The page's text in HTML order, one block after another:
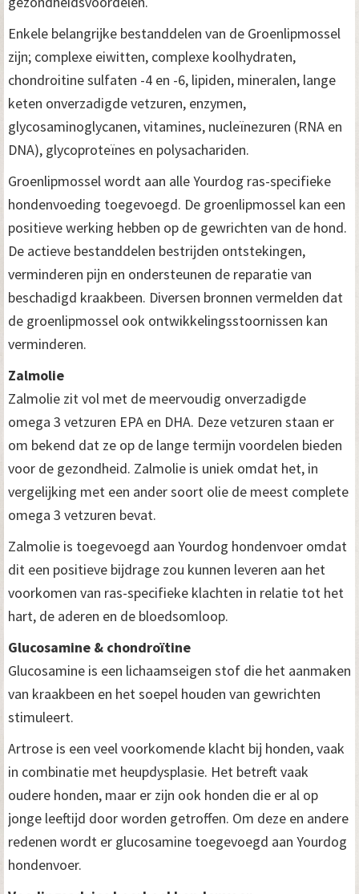
Enkele belangrijke bestanddelen van de Groenlipmossel
zijn; complexe eiwitten, complexe koolhydraten,
chondroitine sulfaten -4 en -6, lipiden, mineralen, lange
keten onverzadigde vetzuren, enzymen,
glycosaminoglycanen, vitamines, nucleïnezuren (RNA en
DNA), glycoproteïnes en polysachariden.
Groenlipmossel wordt aan alle Yourdog ras-specifieke
hondenvoeding toegevoegd. De groenlipmossel kan een
positieve werking hebben op de gewrichten van de hond.
De actieve bestanddelen bestrijden ontstekingen,
verminderen pijn en ondersteunen de reparatie van
beschadigd kraakbeen. Diversen bronnen vermelden dat
de groenlipmossel ook ontwikkelingsstoornissen kan
verminderen.
Zalmolie
Zalmolie zit vol met de meervoudig onverzadigde
omega 3 vetzuren EPA en DHA. Deze vetzuren staan er
om bekend dat ze op de lange termijn voordelen bieden
voor de gezondheid. Zalmolie is uniek omdat het, in
vergelijking met een ander soort olie de meest complete
omega 3 vetzuren bevat.
Zalmolie is toegevoegd aan Yourdog hondenvoer omdat
dit een positieve bijdrage zou kunnen leveren aan het
voorkomen van ras-specifieke klachten in relatie tot het
hart, de aderen en de bloedsomloop.
Glucosamine & chondroïtine
Glucosamine is een lichaamseigen stof die het aanmaken
van kraakbeen en het soepel houden van gewrichten
stimuleert.
Artrose is een veel voorkomende klacht bij honden, vaak
in combinatie met heupdysplasie. Het betreft vaak
oudere honden, maar er zijn ook honden die er al op
jonge leeftijd door worden getroffen. Om deze en andere
redenen wordt er glucosamine toegevoegd aan Yourdog
hondenvoer.